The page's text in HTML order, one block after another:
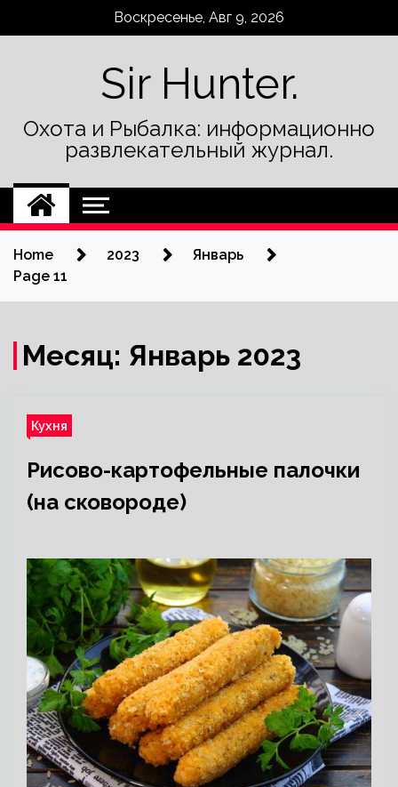
Воскресенье, Авг 9, 2026
Sir Hunter.
Охота и Рыбалка: информационно
развлекательный журнал.
Home 2023
Январь
Page 11
Месяц: Январь 2023
Кухня
Рисово-картофельные палочки
(на сковороде)